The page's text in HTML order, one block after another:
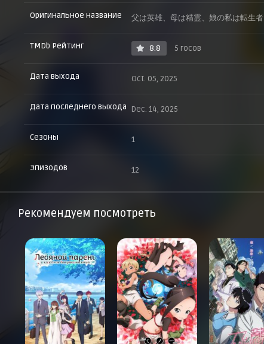
Оригинальное название 父は英雄、母は精霊、娘の私は転生者
TMDb Рейтинг 8.8 5 госов
Дата выхода Oct. 05, 2025
Дата последнего выхода Dec. 14, 2025
Сезоны 1
Эпизодов 12
Рекомендуем посмотреть